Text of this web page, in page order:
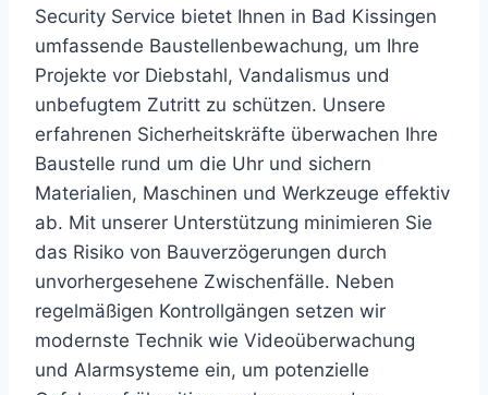
Security Service bietet Ihnen in Bad Kissingen
umfassende Baustellenbewachung, um Ihre
Projekte vor Diebstahl, Vandalismus und
unbefugtem Zutritt zu schützen. Unsere
erfahrenen Sicherheitskräfte überwachen Ihre
Baustelle rund um die Uhr und sichern
Materialien, Maschinen und Werkzeuge effektiv
ab. Mit unserer Unterstützung minimieren Sie
das Risiko von Bauverzögerungen durch
unvorhergesehene Zwischenfälle. Neben
regelmäßigen Kontrollgängen setzen wir
modernste Technik wie Videoüberwachung
und Alarmsysteme ein, um potenzielle